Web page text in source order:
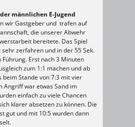
Dietzenbach
–
TGS
19:11
(10:5)
männlichen E-Jugend
wir Gastgeber und trafen auf
die unserer Abwehr
bereitete. Das Spiel
zerfahren und in der 55 Sek.
Erst nach 3 Minuten
zum 1:1 machen und ab
beim Stande von 7:3 mit vier
Angriff war etwas Sand im
einfach zu viele Chancen
klarer absetzen zu können. Die
gut und mit 10:5 wurden dann